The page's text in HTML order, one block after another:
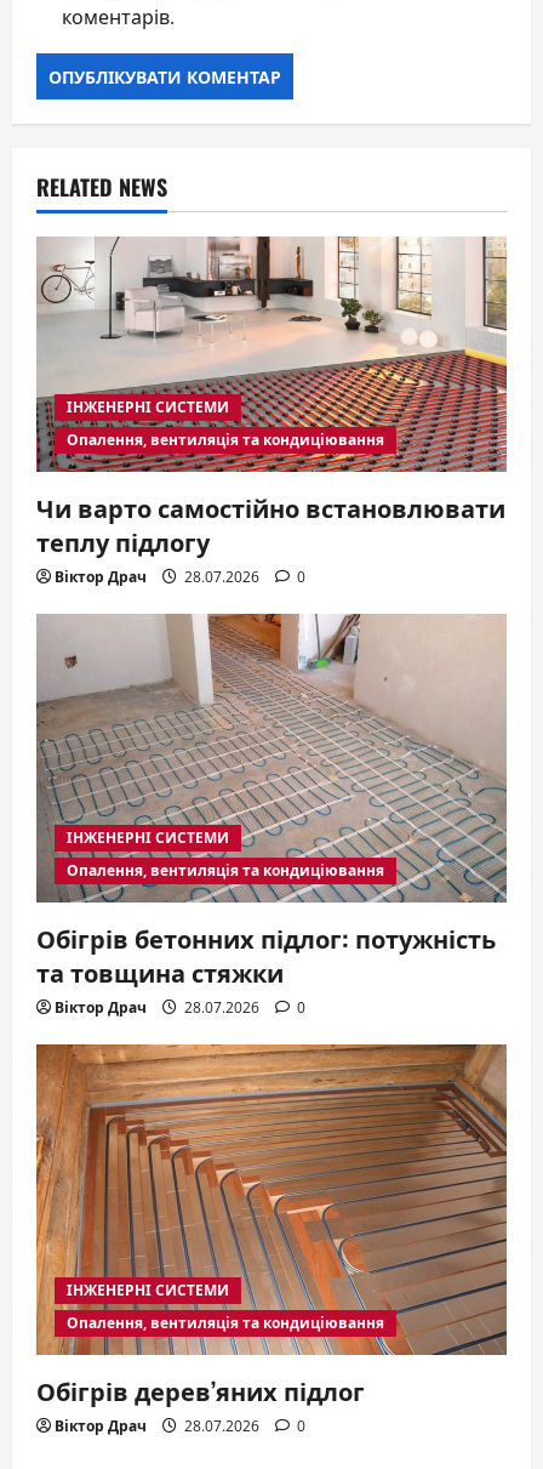
коментарів.
RELATED NEWS
ІНЖЕНЕРНІ СИСТЕМИ
Опалення, вентиляція та кондиціювання
Чи варто самостійно встановлювати
теплу підлогу
Віктор Драч 28.07.2026 0
ІНЖЕНЕРНІ СИСТЕМИ
Опалення, вентиляція та кондиціювання
Обігрів бетонних підлог: потужність
та товщина стяжки
Віктор Драч 28.07.2026 0
ІНЖЕНЕРНІ СИСТЕМИ
Опалення, вентиляція та кондиціювання
Обігрів дерев’яних підлог
Віктор Драч 28.07.2026 0